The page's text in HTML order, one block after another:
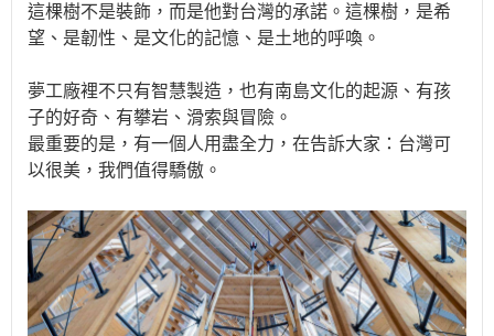
這棵樹不是裝飾，而是他對台灣的承諾。這棵樹，是希
望、是韌性、是文化的記憶、是土地的呼喚。
夢工廠裡不只有智慧製造，也有南島文化的起源、有孩
子的好奇、有攀岩、滑索與冒險。
最重要的是，有一個人用盡全力，在告訴大家：台灣可
以很美，我們值得驕傲。